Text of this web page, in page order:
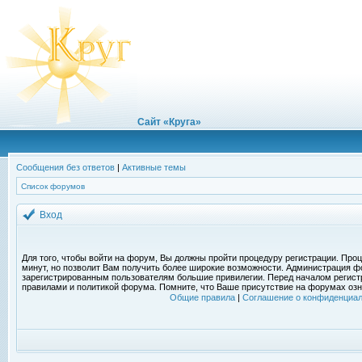
Сайт «Круга»
Сообщения без ответов | Активные темы
Список форумов
Вход
Для того, чтобы войти на форум, Вы должны пройти процедуру регистрации.
минут, но позволит Вам получить более широкие возможности. Администрация
зарегистрированным пользователям большие привилегии. Перед началом
правилами и политикой форума. Помните, что Ваше присутствие на форумах
Общие правила| Соглашение о